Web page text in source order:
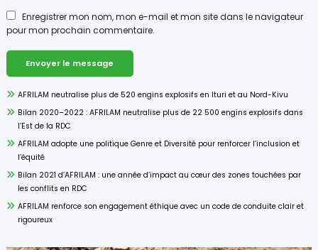
Enregistrer mon nom, mon e-mail et mon site dans le navigateur
pour mon prochain commentaire.
AFRILAM neutralise plus de 520 engins explosifs en Ituri et au Nord-Kivu
Bilan 2020–2022 : AFRILAM neutralise plus de 22 500 engins explosifs dans
l’Est de la RDC
AFRILAM adopte une politique Genre et Diversité pour renforcer l’inclusion et
l’équité
Bilan 2021 d’AFRILAM : une année d’impact au cœur des zones touchées par
les conflits en RDC
AFRILAM renforce son engagement éthique avec un code de conduite clair et
rigoureux